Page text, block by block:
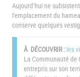
Aujourd’hui ne
l'emplacement du
conserve quelques
À DÉCOUVRIR : les
La Communauté de
entrepris sur son